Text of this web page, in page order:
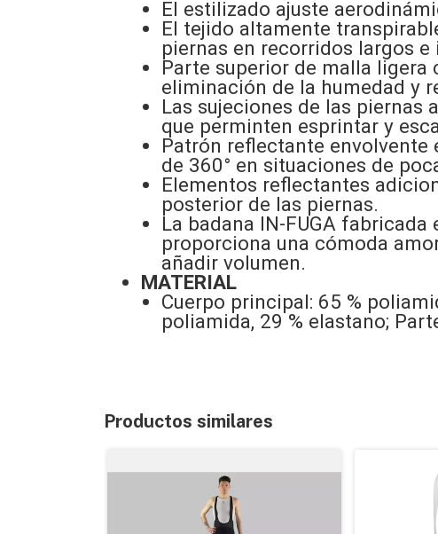
El estilizado ajuste
El tejido altamente
piernas en recorridos largos e
Parte superior de malla ligera
eliminación de la humedad y
Las sujeciones de las piernas
que perminten esprintar y
Patrón reflectante envolvente
de 360° en situaciones de
Elementos reflectantes
posterior de las piernas.
La badana IN-FUGA
proporciona una cómoda
añadir volumen.
MATERIAL
Cuerpo principal: 65 %
poliamida, 29 % elastano;
Productos similares